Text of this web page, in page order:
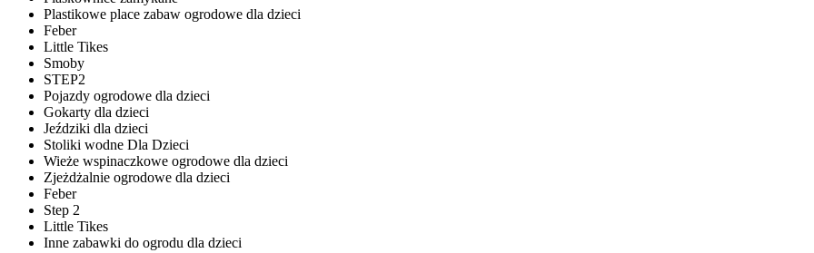
Plastikowe place zabaw ogrodowe dla dzieci
Feber
Little Tikes
Smoby
STEP2
Pojazdy ogrodowe dla dzieci
Gokarty dla dzieci
Jeździki dla dzieci
Stoliki wodne Dla Dzieci
Wieże wspinaczkowe ogrodowe dla dzieci
Zjeżdżalnie ogrodowe dla dzieci
Feber
Step 2
Little Tikes
Inne zabawki do ogrodu dla dzieci